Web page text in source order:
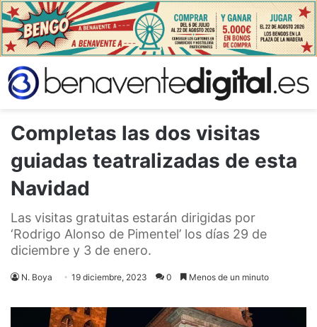
Completas las dos visitas
guiadas teatralizadas de esta
Navidad
Las visitas gratuitas estarán dirigidas por
‘Rodrigo Alonso de Pimentel’ los días 29 de
diciembre y 3 de enero.
N. Boya 19 diciembre, 2023 0 Menos de un minuto